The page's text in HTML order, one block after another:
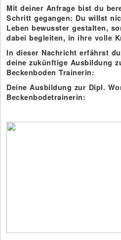
Mit deiner Anfrage bist du
Schritt gegangen: Du willst
Leben bewusster gestalten,
dabei begleiten, in ihre volle
In dieser Nachricht erfährst
deine zukünftige Ausbildung
Beckenboden Trainerin:
Deine Ausbildung zur Dipl.
Beckenbodetrainerin: